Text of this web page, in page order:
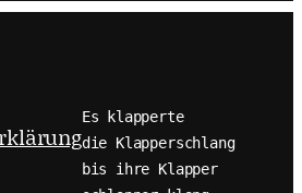
Es klapperte
die Klapperschlang
bis ihre Klapper